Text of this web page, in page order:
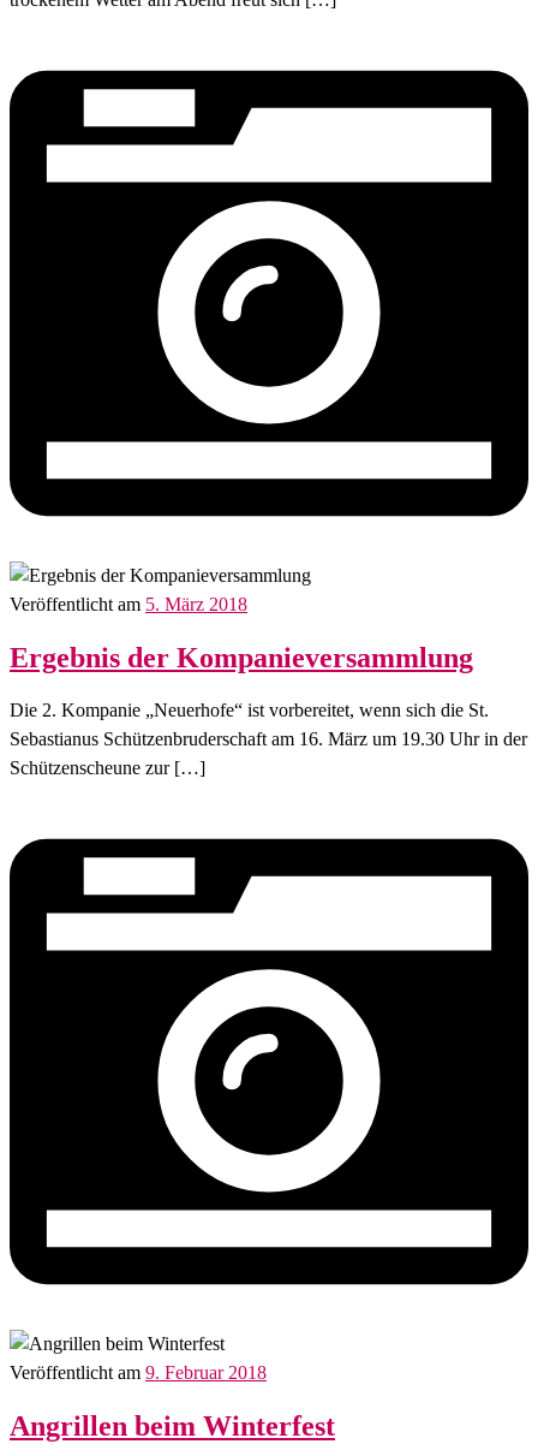
Veröffentlicht am 5. März 2018
Ergebnis der Kompanieversammlung
Die 2. Kompanie „Neuerhofe“ ist vorbereitet, wenn sich die St.
Sebastianus Schützenbruderschaft am 16. März um 19.30 Uhr in der
Schützenscheune zur […]
Veröffentlicht am 9. Februar 2018
Angrillen beim Winterfest